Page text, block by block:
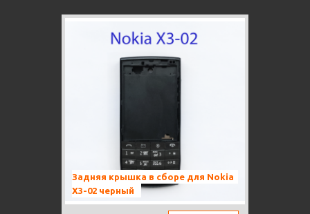
Задняя крышка в сборе для Nokia
X3-02 черный